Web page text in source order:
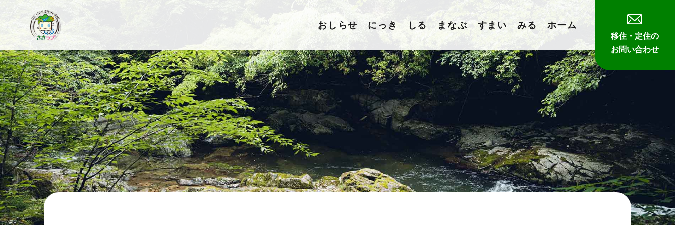
ツ
へ
ス
キ
ッ
プ
おしらせ にっき しる まなぶ すまい みる ホーム
移住・定住の
お問い合わせ